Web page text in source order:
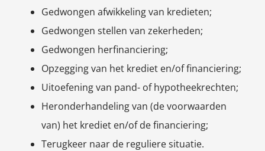
Gedwongen afwikkeling van kredieten;
Gedwongen stellen van zekerheden;
Gedwongen herfinanciering;
Opzegging van het krediet en/of financiering;
Uitoefening van pand- of hypotheekrechten;
Heronderhandeling van (de voorwaarden
van) het krediet en/of de financiering;
Terugkeer naar de reguliere situatie.